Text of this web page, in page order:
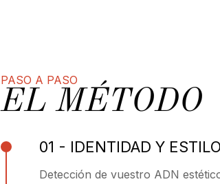
PASO A PASO
EL MÉTODO
01 - IDENTIDAD Y ESTILO
Detección de vuestro ADN